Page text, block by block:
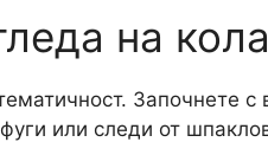
на
Започнете с
или следи от